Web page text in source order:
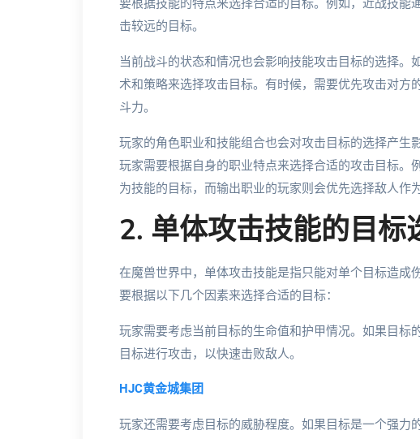
要根据技能的特点来选择合适的目标。例如，近战技能
击较远的目标。
当前战斗的状态和情况也会影响技能攻击目标的选择。
术和策略来选择攻击目标。有时候，需要优先攻击对方
斗力。
玩家的角色职业和技能组合也会对攻击目标的选择产生
玩家需要根据自身的职业特点来选择合适的攻击目标。
为技能的目标，而输出职业的玩家则会优先选择敌人作
2. 单体攻击技能的目标
在魔兽世界中，单体攻击技能是指只能对单个目标造成
要根据以下几个因素来选择合适的目标：
玩家需要考虑当前目标的生命值和护甲情况。如果目标
目标进行攻击，以快速击败敌人。
HJC黄金城集团
玩家还需要考虑目标的威胁程度。如果目标是一个强力